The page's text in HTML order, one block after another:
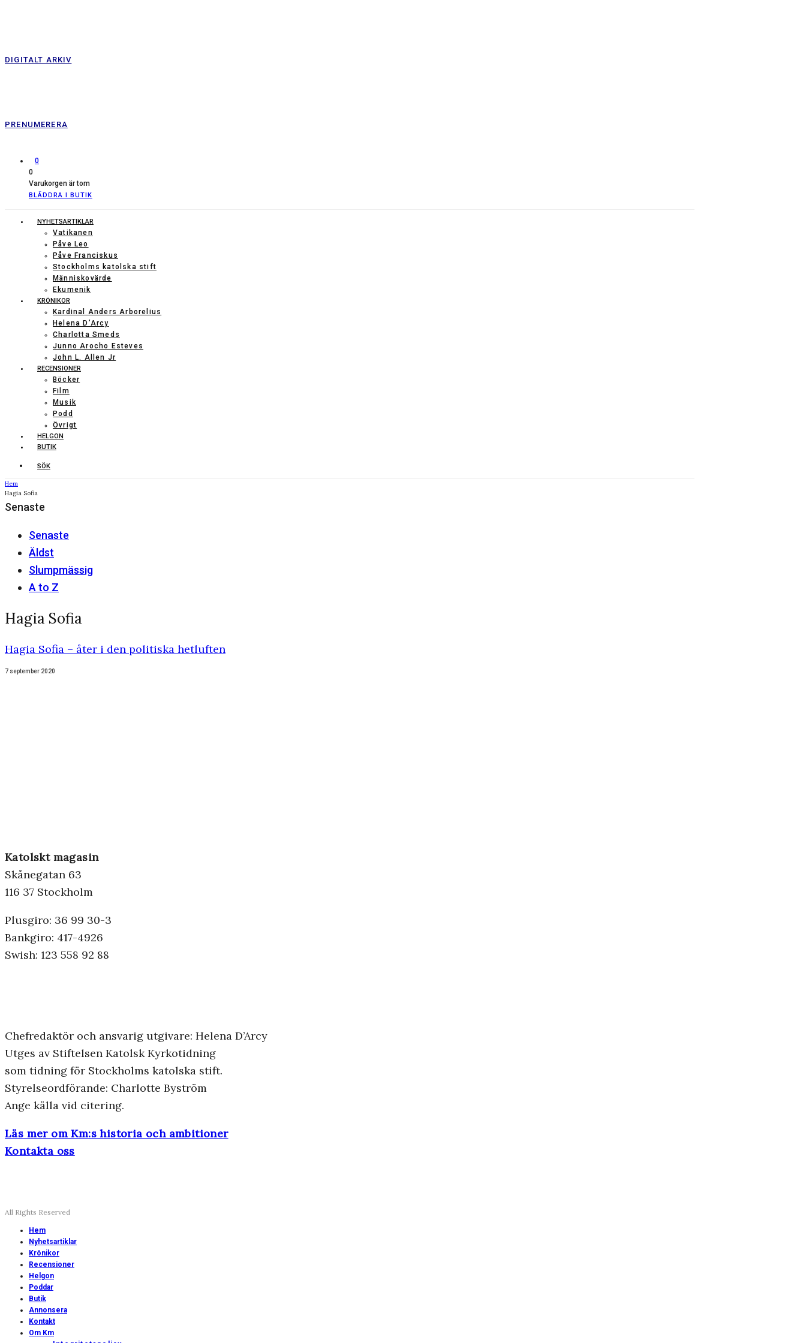
DIGITALT ARKIV
PRENUMERERA
0
0
Varukorgen är tom
BLÄDDRA I BUTIK
NYHETSARTIKLAR
Vatikanen
Påve Leo
Påve Franciskus
Stockholms katolska stift
Människovärde
Ekumenik
KRÖNIKOR
Kardinal Anders Arborelius
Helena D’Arcy
Charlotta Smeds
Junno Arocho Esteves
John L. Allen Jr
RECENSIONER
Böcker
Film
Musik
Podd
Övrigt
HELGON
BUTIK
SÖK
Hem
Hagia Sofia
Senaste
Senaste
Äldst
Slumpmässig
A to Z
Hagia Sofia
Hagia Sofia – åter i den politiska hetluften
7 september 2020
Katolskt magasin
Skånegatan 63
116 37 Stockholm
Plusgiro: 36 99 30-3
Bankgiro: 417-4926
Swish: 123 558 92 88
Chefredaktör och ansvarig utgivare: Helena D’Arcy
Utges av Stiftelsen Katolsk Kyrkotidning
som tidning för Stockholms katolska stift.
Styrelseordförande: Charlotte Byström
Ange källa vid citering.
Läs mer om Km:s historia och ambitioner
Kontakta oss
All Rights Reserved
Hem
Nyhetsartiklar
Krönikor
Recensioner
Helgon
Poddar
Butik
Annonsera
Kontakt
Om Km